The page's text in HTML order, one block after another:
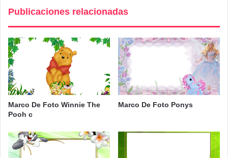
Publicaciones relacionadas
Marco De Foto Winnie The
Pooh c
Marco De Foto Ponys